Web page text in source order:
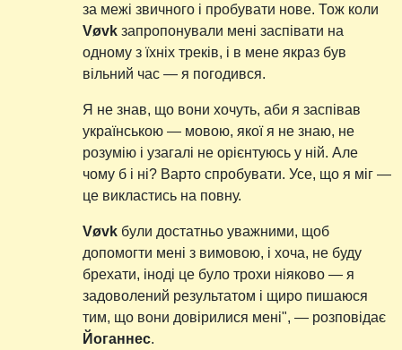
за межі звичного і пробувати нове. Тож коли
Vøvk запропонували мені заспівати на
одному з їхніх треків, і в мене якраз був
вільний час — я погодився.
Я не знав, що вони хочуть, аби я заспівав
українською — мовою, якої я не знаю, не
розумію і узагалі не орієнтуюсь у ній. Але
чому б і ні? Варто спробувати. Усе, що я міг —
це викластись на повну.
Vøvk були достатньо уважними, щоб
допомогти мені з вимовою, і хоча, не буду
брехати, іноді це було трохи ніяково — я
задоволений результатом і щиро пишаюся
тим, що вони довірилися мені", — розповідає
Йоганнес.